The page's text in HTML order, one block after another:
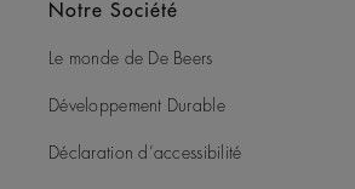
Notre Société
Le monde de De Beers
Développement Durable
Déclaration d’accessibilité